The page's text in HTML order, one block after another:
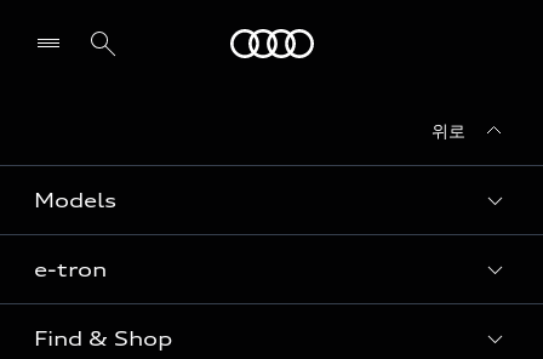
위로
Models
Sedan
SUV
e-tron
e-tron
Find & Shop